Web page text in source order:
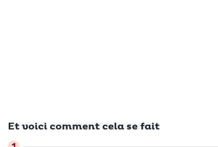
Et voici comment cela se fait